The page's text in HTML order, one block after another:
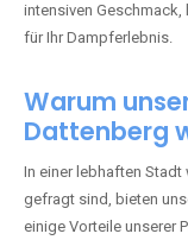
intensiven
für Ihr Dampferlebnis.
Warum
Dattenberg
In einer lebhaften Stadt
gefragt sind, bieten
einige Vorteile unserer